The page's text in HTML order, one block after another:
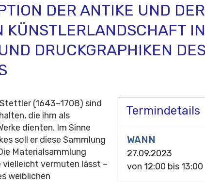
DER ANTIKE UND DER
KÜNSTLERLANDSCHAFT IN
DRUCKGRAPHIKEN
Termindetails
WANN
27.09.2023
von 12:00 bis 13:00
(1643–1708) sind
die ihm als
dienten. Im Sinne
soll er diese Sammlung
Materialsammlung
vermuten lässt –
weiblichen